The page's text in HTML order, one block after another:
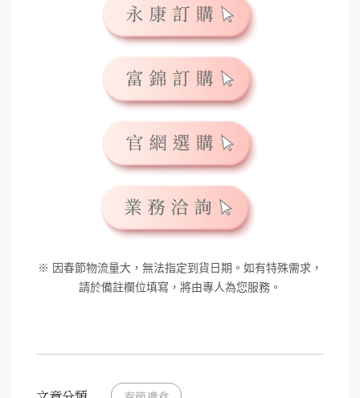
※ 因春節物流量大，無法指定到貨日期。如有特殊需求，
請於備註欄位填寫，將由專人為您服務。